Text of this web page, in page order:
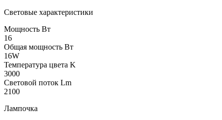
Световые характеристики
Мощность Вт
16
Общая мощность Вт
16W
Температура цвета K
3000
Световой поток Lm
2100
Лампочка